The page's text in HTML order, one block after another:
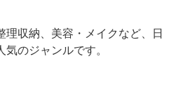
理収納、美容・メイクなど、日
のジャンルです。